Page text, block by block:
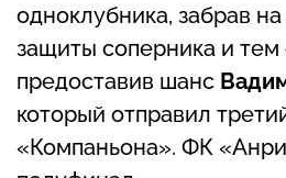
одноклубника, забрав
защиты соперника и
предоставив шанс
который отправил
«Компаньона». ФК